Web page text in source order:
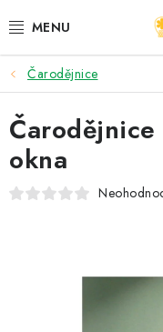
na
SEZÓNNÍ TVOŘENÍ
DŘEVĚNÉ VÝROBKY
MEDAILE
Čarodějnice
Čarodějnice
okna